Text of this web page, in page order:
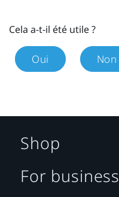
Cela a-t-il été utile ?
Oui Non
Shop
For business